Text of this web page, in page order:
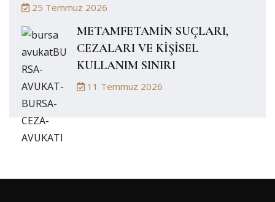
25 Temmuz 2026
METAMFETAMİN SUÇLARI,
CEZALARI VE KİŞİSEL
KULLANIM SINIRI
11 Temmuz 2026